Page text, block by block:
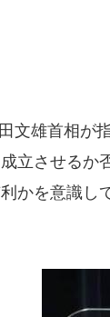
文雄首相が
立させるか
かを意識し